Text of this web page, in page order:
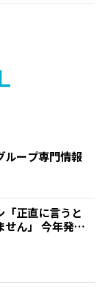
ループ専門情報
「正直に言うと
せん」 今年発症